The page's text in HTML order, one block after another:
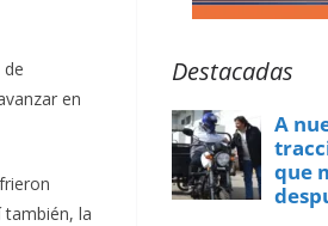
en
la
Destacadas